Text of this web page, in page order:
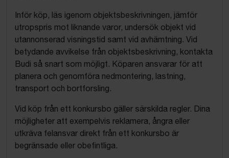
Inför köp, läs igenom objektsbeskrivningen, jämför
utropspris mot liknande varor, undersök objekt vid
utannonserad visningstid samt vid avhämtning. Vid
betydande avvikelse från objektsbeskrivning, kontakta
Budi så snart som möjligt. Köparen ansvarar för att
planera och genomföra nedmontering, lastning,
transport och bortforsling.
Vid köp från ett konkursbo gäller särskilda regler. Dina
möjligheter att exempelvis reklamera, ångra eller
utkräva felansvar direkt från ett konkursbo är
begränsade eller obefintliga.